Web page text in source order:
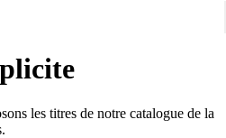
les titres de notre catalogue de la